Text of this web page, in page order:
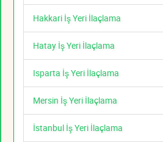
Hakkari İş Yeri İlaçlama
Hatay İş Yeri İlaçlama
Isparta İş Yeri İlaçlama
Mersin İş Yeri İlaçlama
İstanbul İş Yeri İlaçlama